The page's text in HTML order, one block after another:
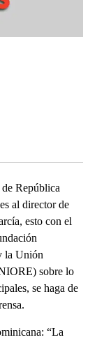
República
al director de
esto con el
la Unión
sobre lo
se haga de
“La